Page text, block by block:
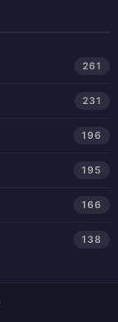
261
231
196
195
166
138